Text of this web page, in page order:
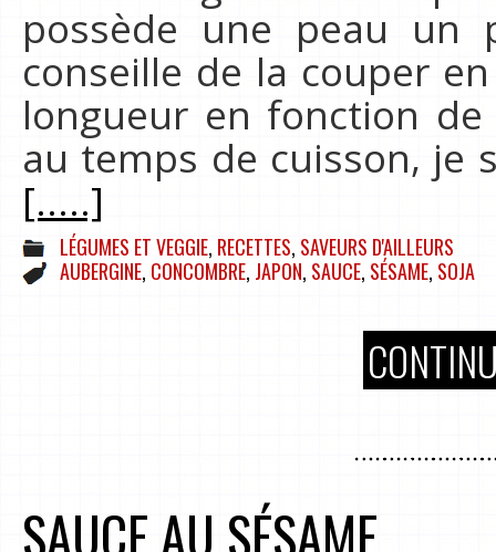
possède une peau un
conseille de la couper
longueur en fonction
au temps de cuisson, je
[.....]
LÉGUMES ET VEGGIE, RECETTES, SAVEURS D'AILLEURS
AUBERGINE, CONCOMBRE, JAPON, SAUCE, SÉSAME, SOJA
SAUCE AU SÉSAME